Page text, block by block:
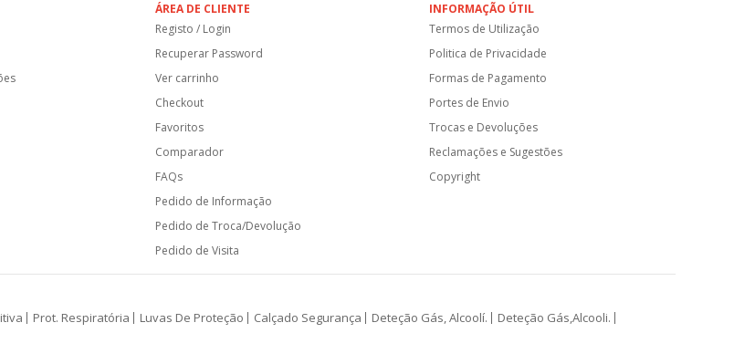
ÁREA DE CLIENTE
Registo / Login
Recuperar Password
Ver carrinho
Checkout
Favoritos
Comparador
FAQs
Pedido de Informação
Pedido de Troca/Devolução
Pedido de Visita
INFORMAÇÃO ÚTIL
Termos de Utilização
Politica de Privacidade
Formas de Pagamento
Portes de Envio
Trocas e Devoluções
Reclamações e Sugestões
Copyright
Prot. Respiratória Luvas De Proteção Calçado Segurança Deteção Gás, Alcoolí.
Deteção Gás,Alcooli.